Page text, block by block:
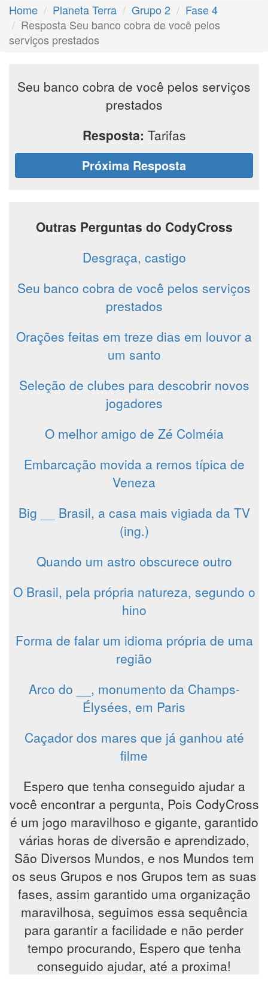
Home Planeta Terra Grupo 2
Fase 4
Resposta Seu banco cobra de você pelos
serviços prestados
Seu banco cobra de você pelos serviços
prestados
Resposta: Tarifas
Próxima Resposta
Outras Perguntas do CodyCross
Desgraça, castigo
Seu banco cobra de você pelos serviços
prestados
Orações feitas em treze dias em louvor a
um santo
Seleção de clubes para descobrir novos
jogadores
O melhor amigo de Zé Colméia
Embarcação movida a remos típica de
Veneza
Big __ Brasil, a casa mais vigiada da TV
(ing.)
Quando um astro obscurece outro
O Brasil, pela própria natureza, segundo o
hino
Forma de falar um idioma própria de uma
região
Arco do __, monumento da Champs-
Élysées, em Paris
Caçador dos mares que já ganhou até
filme
Espero que tenha conseguido ajudar a
você encontrar a pergunta, Pois CodyCross
é um jogo maravilhoso e gigante, garantido
várias horas de diversão e aprendizado,
São Diversos Mundos, e nos Mundos tem
os seus Grupos e nos Grupos tem as suas
fases, assim garantido uma organização
maravilhosa, seguimos essa sequência
para garantir a facilidade e não perder
tempo procurando, Espero que tenha
conseguido ajudar, até a proxima!